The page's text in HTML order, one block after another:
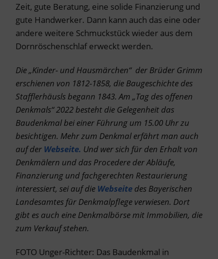
Zeit, gute Beratung, eine solide Finanzierung und
gute Handwerker. Dann kann auch das eine oder
andere weitere Schmuckstück wieder aus dem
Dornröschenschlaf erweckt werden.
Die „Kinder- und Hausmärchen“ der Brüder Grimm
erschienen von 1812-1858, die Baugeschichte des
Stafflerhäusls begann 1843. Am „Tag des offenen
Denkmals“ 2022 besteht die Gelegenheit das
Baudenkmal bei einer Führung um 15.00 Uhr zu
besichtigen. Mehr zum Denkmal erfährt man auch
auf der Webseite. Und wer sich für den Erhalt von
Denkmälern und das Procedere der Abläufe,
Finanzierung und fachgerechten Restaurierung
interessiert, sei auf die Webseite des Bayerischen
Landesamtes für Denkmalpflege verwiesen. Dort
gibt es auch eine Denkmalbörse mit Immobilien, die
zum Verkauf stehen.
FOTO Unger-Richter: Das Baudenkmal in